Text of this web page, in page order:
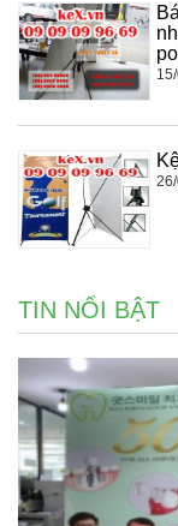
TIN NỔI BẬT